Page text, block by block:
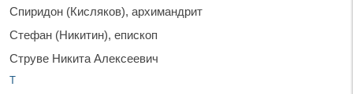
Спиридон (Кисляков), архимандрит
Стефан (Никитин), епископ
Струве Никита Алексеевич
Т